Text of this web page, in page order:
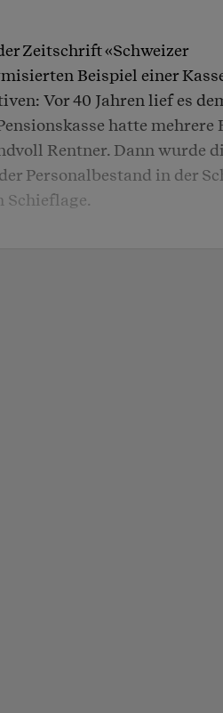
Zeitschrift «Schweizer
Beispiel einer
Vor 40 Jahren lief es
hatte mehrere
Rentner. Dann wurde
Personalbestand in der
Schieflage.